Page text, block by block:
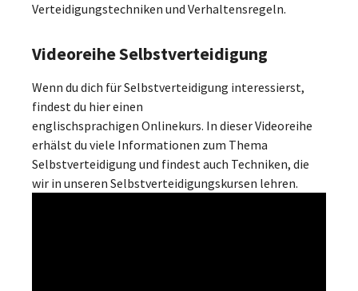
Verteidigungstechniken und Verhaltensregeln.
Videoreihe Selbstverteidigung
Wenn du dich für Selbstverteidigung interessierst,
findest du hier einen
englischsprachigen Onlinekurs. In dieser Videoreihe
erhälst du viele Informationen zum Thema
Selbstverteidigung und findest auch Techniken, die
wir in unseren Selbstverteidigungskursen lehren.